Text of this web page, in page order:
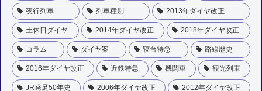
夜行列車 列車種別 2013年ダイヤ改正
土休日ダイヤ 2014年ダイヤ改正 2018年ダイヤ改正
コラム ダイヤ案 寝台特急 路線歴史
2016年ダイヤ改正 近鉄特急 機関車 観光列車
JR発足50年史 2006年ダイヤ改正 2012年ダイヤ改正